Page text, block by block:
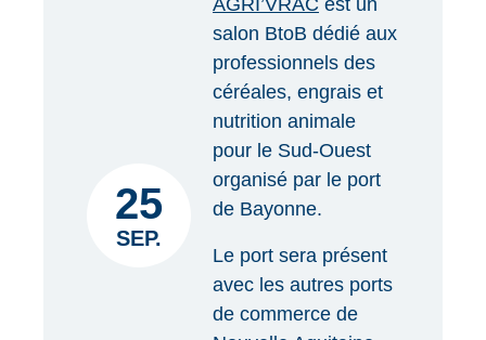
25
SEP.
AGRI’VRAC est un
salon BtoB dédié aux
professionnels des
céréales, engrais et
nutrition animale
pour le Sud-Ouest
organisé par le port
de Bayonne.
Le port sera présent
avec les autres ports
de commerce de